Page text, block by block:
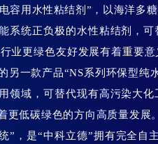
容用水性粘结剂”，以海洋多
系统正负极的水性粘结剂，
业更绿色友好发展有着重要
另一款产品“NS系列环保型纯
领域，可替代现有高污染大化
更低碳绿色的方向高质量发展
”，是“中科立德”拥有完全自